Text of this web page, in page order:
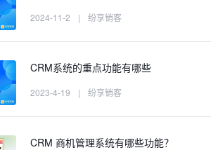
2024-11-2 | 纷享销客
CRM系统的重点功能有哪些
2023-4-19 | 纷享销客
CRM 商机管理系统有哪些功能？